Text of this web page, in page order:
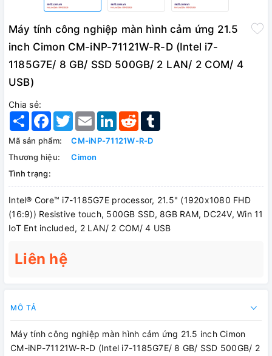
Máy tính công nghiệp màn hình cảm ứng 21.5
inch Cimon CM-iNP-71121W-R-D (Intel i7-
1185G7E/ 8 GB/ SSD 500GB/ 2 LAN/ 2 COM/ 4
USB)
Chia sẻ:
Share Facebook
TwitterEmail LinkedInReddit
Mã sản phẩm:
CM-iNP-71121W-R-D
Thương hiệu:
Cimon
Tình trạng:
Intel® Core™ i7-1185G7E processor, 21.5" (1920x1080 FHD
(16:9)) Resistive touch, 500GB SSD, 8GB RAM, DC24V, Win 11
IoT Ent included, 2 LAN/ 2 COM/ 4 USB
Liên hệ
MÔ TẢ
Máy tính công nghiệp màn hình cảm ứng 21.5 inch Cimon
CM-iNP-71121W-R-D (Intel i7-1185G7E/ 8 GB/ SSD 500GB/ 2